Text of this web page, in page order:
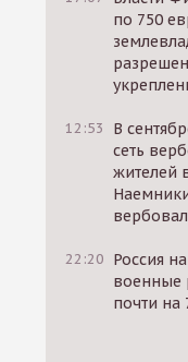
по 750
12:53
В
сеть
жителей
22:20 Россия
военные
почти на